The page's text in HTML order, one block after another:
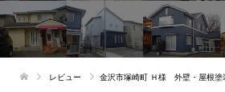
レビュー 金沢市塚崎町 Ｈ様 外壁・屋根塗